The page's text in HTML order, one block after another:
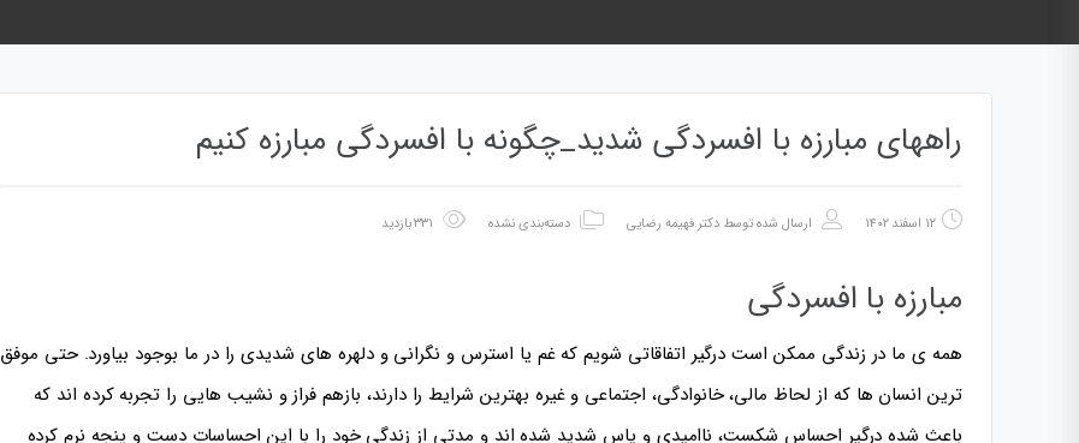
راههای مبارزه با افسردگی شدید_چگونه با افسردگی مبارزه کنیم
۱۲ اسفند ۱۴۰۲ ارسال شده توسطدکتر فهیمه رضایی دسته‌بندی نشده
مبارزه با افسردگی
همه ی ما در زندگی ممکن است درگیر اتفاقاتی شویم که غم یا استرس و نگرانی و دلهره های شدیدی را در ما بوجود بیاورد. حتی موفق
ترین انسان ها که از لحاظ مالی، خانوادگی، اجتماعی و غیره بهترین شرایط را دارند، بازهم فراز و نشیب هایی را تجربه کرده اند که
باعث شده درگیر احساس شکست، ناامیدی و یاس شدید شده اند و مدتی از زندگی خود را با این احساسات دست و پنجه نرم کرده